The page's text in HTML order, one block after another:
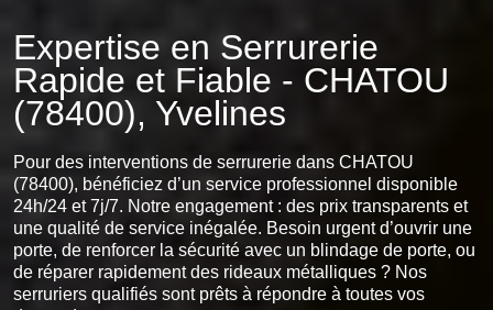
Expertise en Serrurerie
Rapide et Fiable - CHATOU
(78400), Yvelines
Pour des interventions de serrurerie dans CHATOU
(78400), bénéficiez d’un service professionnel disponible
24h/24 et 7j/7. Notre engagement : des prix transparents et
une qualité de service inégalée. Besoin urgent d’ouvrir une
porte, de renforcer la sécurité avec un blindage de porte, ou
de réparer rapidement des rideaux métalliques ? Nos
serruriers qualifiés sont prêts à répondre à toutes vos